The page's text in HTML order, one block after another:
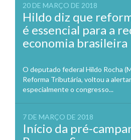
20 DE MARÇO DE 2018
Hildo diz que
é essencial para a
economia brasileira
O deputado federal Hildo Rocha
Reforma Tributária, voltou a
especialmente o congresso...
7 DE MARÇO DE 2018
Início da pré-